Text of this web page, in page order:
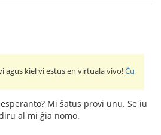
agus kiel vi estus en virtuala vivo!Ĉu
Mi ŝatus provi unu. Se iu
al mi ĝia nomo.